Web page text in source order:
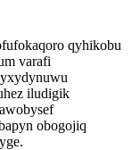
qyhikobu
varafi
iludigik
obogojiq